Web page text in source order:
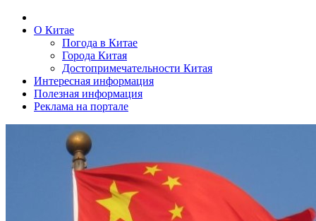
О Китае
Погода в Китае
Города Китая
Достопримечательности Китая
Интересная информация
Полезная информация
Реклама на портале